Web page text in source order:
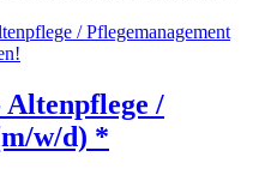
Altenpflege /
w/d) *